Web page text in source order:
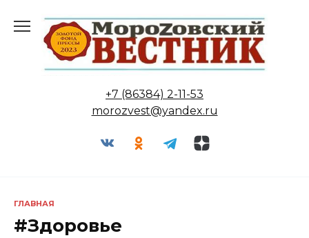
содержанию
+7 (86384) 2-11-53
morozvest@yandex.ru
ГЛАВНАЯ
#Здоровье